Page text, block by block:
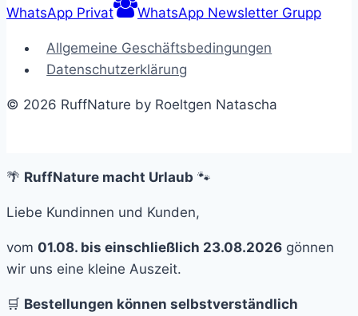
WhatsApp Privat
WhatsApp Newsletter Grupp
Allgemeine Geschäftsbedingungen
Datenschutzerklärung
© 2026 RuffNature by Roeltgen Natascha
🌴 RuffNature macht Urlaub 🐾
Liebe Kundinnen und Kunden,
vom 01.08. bis einschließlich 23.08.2026 gönnen
wir uns eine kleine Auszeit.
🛒 Bestellungen können selbstverständlich